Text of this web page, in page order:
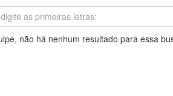
não há nenhum resultado para essa